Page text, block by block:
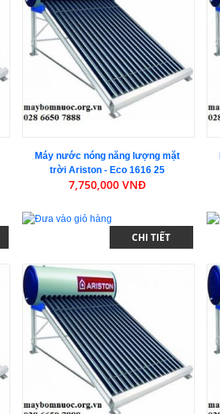
Máy nước nóng năng lượng mặt
trời Ariston - Eco 1616 25
7,750,000 VNĐ
CHI TIẾT